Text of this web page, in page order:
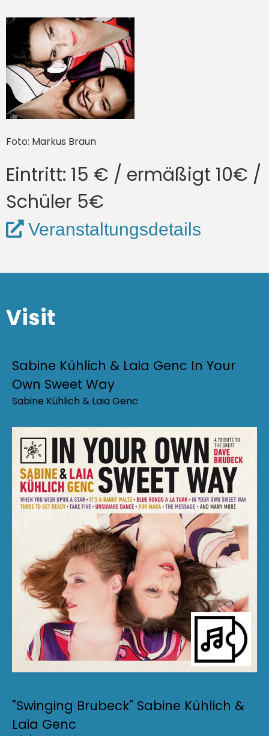
Foto: Markus Braun
Eintritt: 15 € / ermäßigt 10€ /
Schüler 5€
Veranstaltungsdetails
Visit
Sabine Kühlich & Laia Genc In Your
Own Sweet Way
Sabine Kühlich & Laia Genc
"Swinging Brubeck" Sabine Kühlich &
Laia Genc